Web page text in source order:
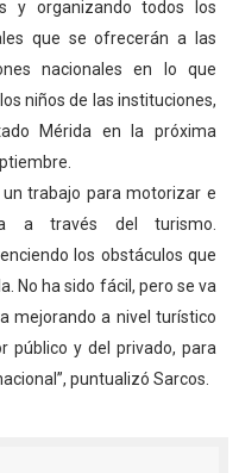
y organizando todos los
que se ofrecerán a las
nacionales en lo que
niños de las instituciones,
Mérida en la próxima
trabajo para motorizar e
a través del turismo.
los obstáculos que
No ha sido fácil, pero se va
mejorando a nivel turístico
público y del privado, para
puntualizó Sarcos.